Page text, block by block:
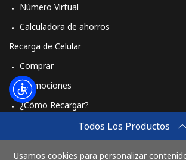
Todos Los Productos
Usamos cookies para personalizar
Número Virtual
Calculadora de ahorros
Recarga de Celular
Comprar
Promociones
¿Cómo Recargar?
Comprar